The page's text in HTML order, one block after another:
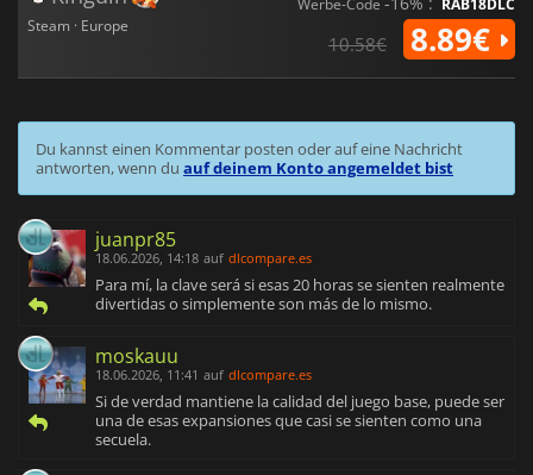
Steam · Europe
Werbe-Code RAB18DLC
10.58€ 8.89€
Du kannst einen Kommentar posten oder auf eine Nachricht
antworten, wenn du auf deinem Konto angemeldet bist
juanpr85
18.06.2026, 14:18 auf dlcompare.es
Para mí, la clave será si esas 20 horas se sienten realmente
divertidas o simplemente son más de lo mismo.
moskauu
18.06.2026, 11:41 auf dlcompare.es
Si de verdad mantiene la calidad del juego base, puede ser
una de esas expansiones que casi se sienten como una
secuela.